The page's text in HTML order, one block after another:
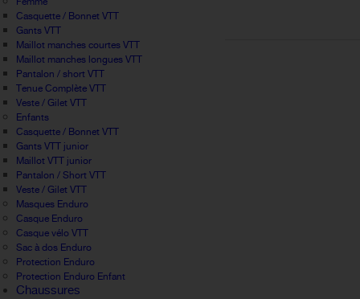
Casquette / Bonnet VTT
Gants VTT
Maillot manches courtes VTT
Maillot manches longues VTT
Pantalon / short VTT
Tenue Complète VTT
Veste / Gilet VTT
Enfants
Casquette / Bonnet VTT
Gants VTT junior
Maillot VTT junior
Pantalon / Short VTT
Veste / Gilet VTT
Masques Enduro
Casque Enduro
Casque vélo VTT
Sac à dos Enduro
Protection Enduro
Protection Enduro Enfant
Chaussures